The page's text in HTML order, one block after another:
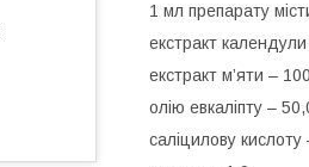
1 мл препарату
екстракт
екстракт м’яти –
олію евкаліпту –
саліцилову кислоту